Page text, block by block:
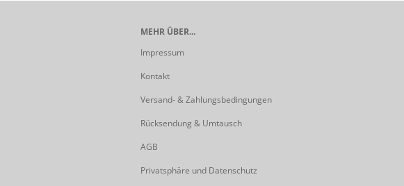
MEHR ÜBER...
Impressum
Kontakt
Versand- & Zahlungsbedingungen
Rücksendung & Umtausch
AGB
Privatsphäre und Datenschutz